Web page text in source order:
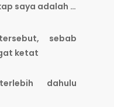
saya adalah …
sebab
ketat
dahulu